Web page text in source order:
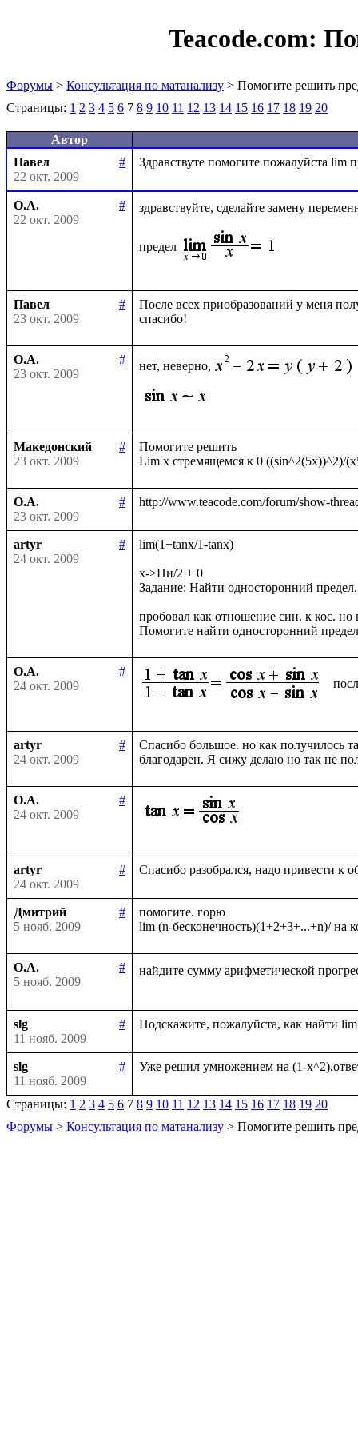
Teacode.com:
Форумы > Консультация по матанализу > Помогите решить
Страницы: 1 2 3 4 5 6 7 8 9 10 11 12 13 14 15 16 17 18 19 20
Автор
Павел
#
22 окт. 2009
О.А.
#
22 окт. 2009
здравствуйте, сделайте замену
предел
Павел
#
23 окт. 2009
После всех приобразований у меня
О.А.
#
23 окт. 2009
нет, неверно,
Македонский
#
23 окт. 2009
Помогите решить
О.А.
#
23 окт. 2009
artyr
#
24 окт. 2009
lim(1+tanx/1-tanx)
x->Пи/2 + 0
Задание: Найти односторонний предел.
пробовал как отношение син. к кос. но
О.А.
#
24 окт. 2009
artyr
#
24 окт. 2009
Спасибо большое. но как получилось
О.А.
#
24 окт. 2009
artyr
#
24 окт. 2009
Дмитрий
#
5 нояб. 2009
помогите. горю
О.А.
#
5 нояб. 2009
найдите сумму арифметической
slg
#
11 нояб. 2009
slg
#
11 нояб. 2009
Страницы: 1 2 3 4 5 6 7 8 9 10 11 12 13 14 15 16 17 18 19 20
Форумы > Консультация по матанализу > Помогите решить